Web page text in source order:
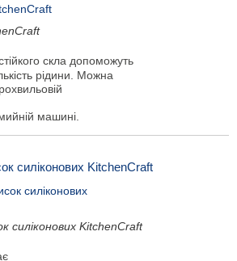
скла допоможуть
рідини. Можна
машині.
силіконових KitchenCraft
силіконових KitchenCraft